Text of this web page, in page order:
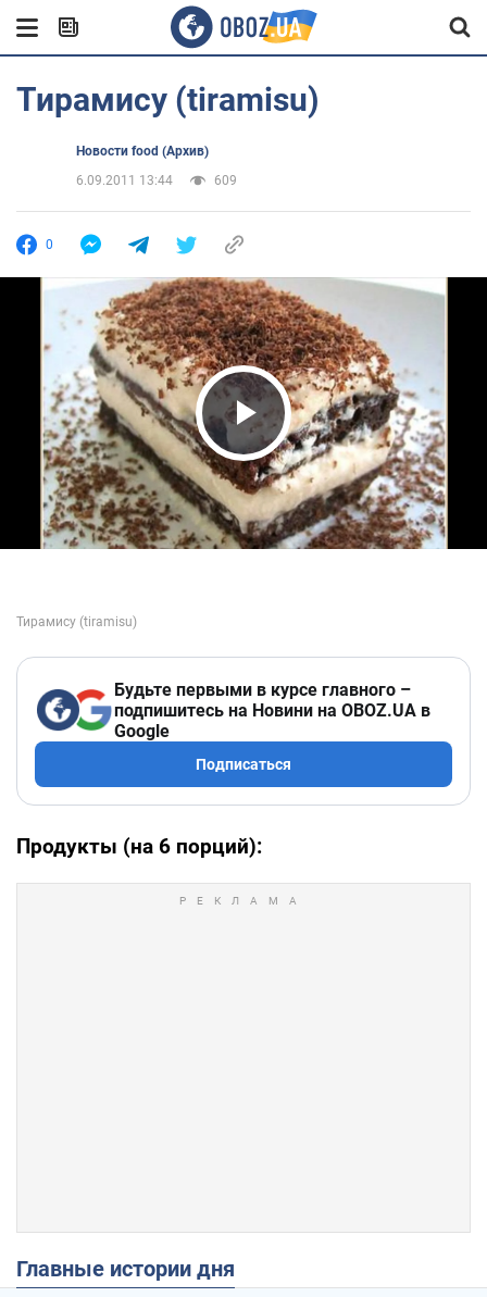
Тирамису (tiramisu)
Новости food (Архив)
6.09.2011 13:44
609
0
Play Video
Будьте первыми в курсе главного –
подпишитесь на Новини на OBOZ.UA в
Google
Подписаться
Продукты (на 6 порций):
Главные истории дня